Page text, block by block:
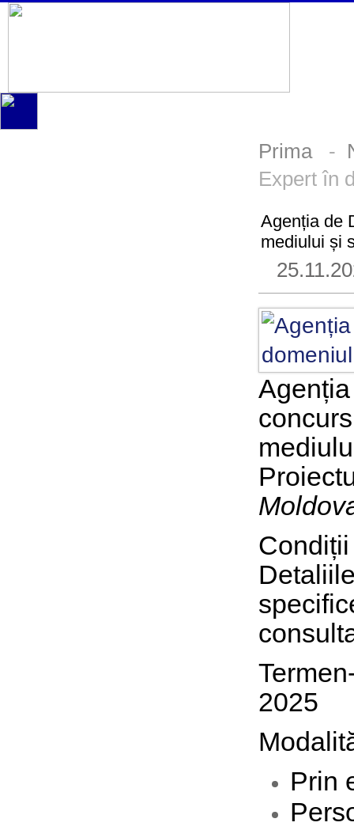
Prima-
Expert în
Agenția de
mediului și
2025
Prin